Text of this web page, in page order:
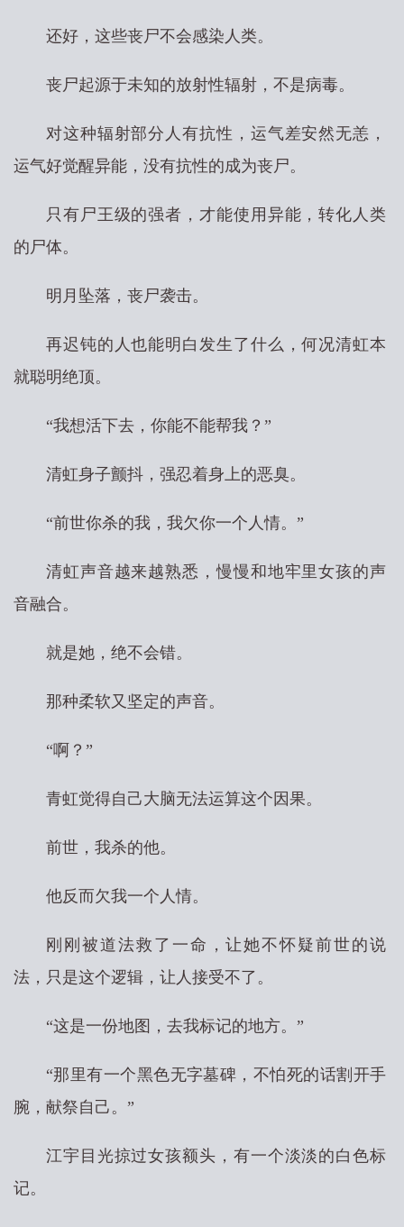
还好，这些丧尸不会感染人类。
丧尸起源于未知的放射性辐射，不是病毒。
对这种辐射部分人有抗性，运气差安然无恙，
运气好觉醒异能，没有抗性的成为丧尸。
只有尸王级的强者，才能使用异能，转化人类
的尸体。
明月坠落，丧尸袭击。
再迟钝的人也能明白发生了什么，何况清虹本
就聪明绝顶。
“我想活下去，你能不能帮我？”
清虹身子颤抖，强忍着身上的恶臭。
“前世你杀的我，我欠你一个人情。”
清虹声音越来越熟悉，慢慢和地牢里女孩的声
音融合。
就是她，绝不会错。
那种柔软又坚定的声音。
“啊？”
青虹觉得自己大脑无法运算这个因果。
前世，我杀的他。
他反而欠我一个人情。
刚刚被道法救了一命，让她不怀疑前世的说
法，只是这个逻辑，让人接受不了。
“这是一份地图，去我标记的地方。”
“那里有一个黑色无字墓碑，不怕死的话割开手
腕，献祭自己。”
江宇目光掠过女孩额头，有一个淡淡的白色标
记。